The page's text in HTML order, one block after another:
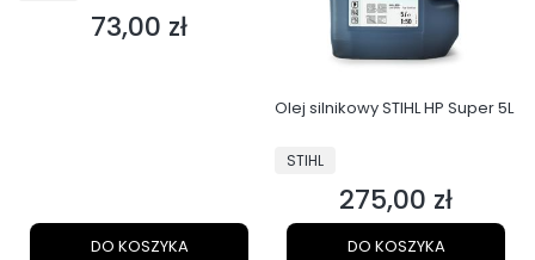
Cena
73,00 zł
DO KOSZYKA
Olej silnikowy STIHL HP Super 5L
PRODUCENT
STIHL
Cena
275,00 zł
DO KOSZYKA